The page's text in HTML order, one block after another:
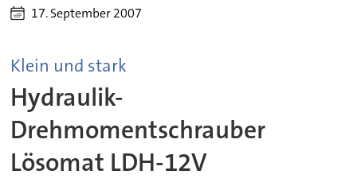
17. September 2007
Klein und stark
Hydraulik-
Drehmomentschrauber
Lösomat LDH-12V